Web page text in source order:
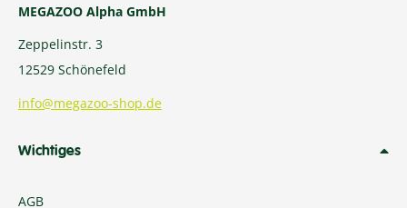
MEGAZOO Alpha GmbH
Zeppelinstr. 3
12529 Schönefeld
info@megazoo-shop.de
Wichtiges
AGB